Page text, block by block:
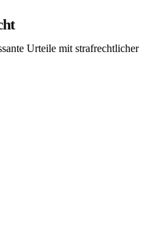
Urteile mit strafrechtlicher